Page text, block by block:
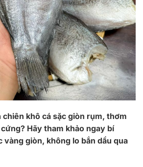
chiên khô cá sặc giòn rụm, thơm
Hãy tham khảo ngay bí
vàng giòn, không lo bắn dầu qua